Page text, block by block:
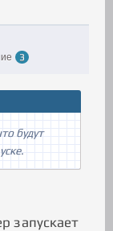
3
будут
запускает